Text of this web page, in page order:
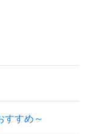
すめ～